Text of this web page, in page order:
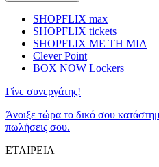
SHOPFLIX max
SHOPFLIX tickets
SHOPFLIX ΜΕ ΤΗ ΜΙΑ
Clever Point
BOX NOW Lockers
Γίνε συνεργάτης!
Άνοιξε τώρα το δικό σου
πωλήσεις σου.
ΕΤΑΙΡΕΙΑ